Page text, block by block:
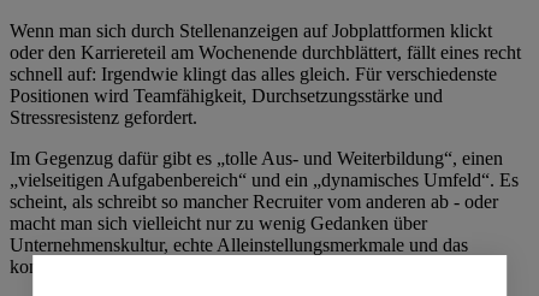
Wenn man sich durch Stellenanzeigen auf Jobplattformen klickt
oder den Karriereteil am Wochenende durchblättert, fällt eines recht
schnell auf: Irgendwie klingt das alles gleich. Für verschiedenste
Positionen wird Teamfähigkeit, Durchsetzungsstärke und
Stressresistenz gefordert.
Im Gegenzug dafür gibt es „tolle Aus- und Weiterbildung“, einen
„vielseitigen Aufgabenbereich“ und ein „dynamisches Umfeld“. Es
scheint, als schreibt so mancher Recruiter vom anderen ab - oder
macht man sich vielleicht nur zu wenig Gedanken über
Unternehmenskultur, echte Alleinstellungsmerkmale und das
konkrete Profil eines künftigen Mitarbeiters?